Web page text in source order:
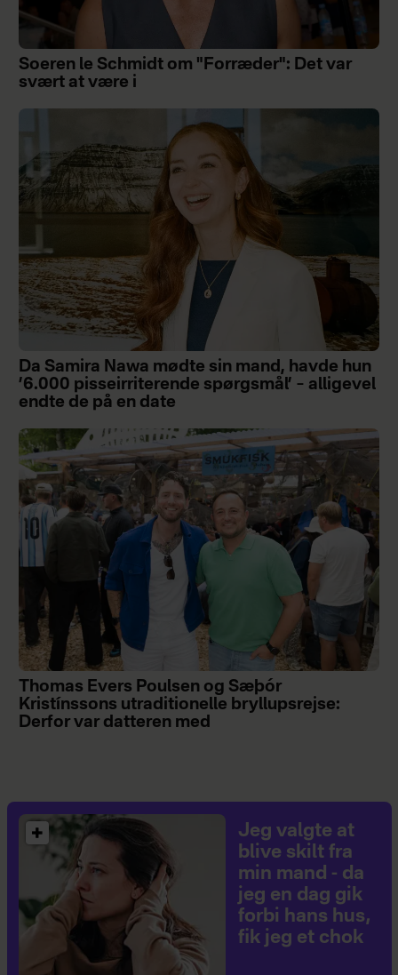
Soeren le Schmidt om "Forræder": Det var
svært at være i
Da Samira Nawa mødte sin mand, havde hun
’6.000 pisseirriterende spørgsmål’ – alligevel
endte de på en date
Thomas Evers Poulsen og Sæþór
Kristínssons utraditionelle bryllupsrejse:
Derfor var datteren med
Jeg valgte at
blive skilt fra
min mand - da
jeg en dag gik
forbi hans hus,
fik jeg et chok